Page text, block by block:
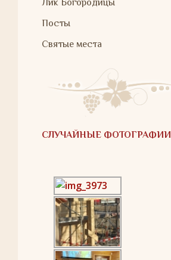
Лик Богородицы
Посты
Святые места
СЛУЧАЙНЫЕ ФОТОГРАФИИ